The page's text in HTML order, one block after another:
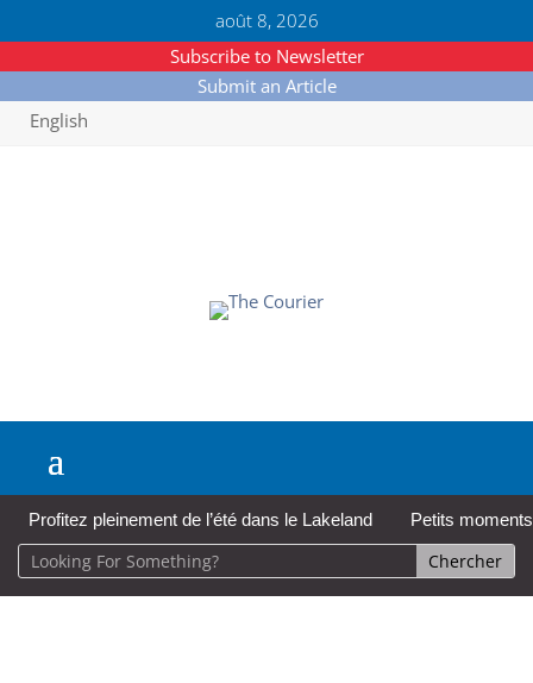
août 8, 2026
Subscribe to Newsletter
Submit an Article
English
Profitez pleinement de l’été dans le Lakeland Petits